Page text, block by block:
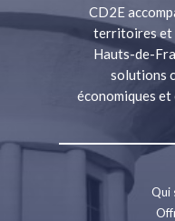
CD2E
territoires et
Hauts-de-
solutions
économiques et
Qui